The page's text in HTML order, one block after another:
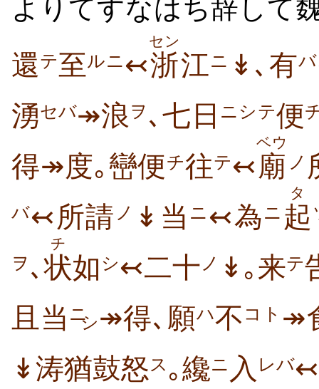
よりてすなはち辞 して
還テ至ルニ↢浙
セン
江ニ ↡､有バ
湧セバ↠浪 ヲ ､七日 ニシテ便
得↠度｡巒便チ往テ↢廟
ベウ
ノ
バ↢所請 ノ ↡当 ニ ↢為ニ 起
タ
ヲ ､状
チ
如 シ↢二十 ノ ↡｡来テ
且当 ニシ↠得､願ハ不 コト ↠
↡涛猶鼓怒 ス ｡纔ニ 入 レバ